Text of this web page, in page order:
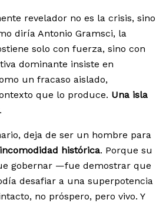
revelador no es la crisis, sino
diría Antonio Gramsci, la
solo con fuerza, sino con
dominante insiste en
un fracaso aislado,
que lo produce. Una isla
.
deja de ser un hombre para
incomodidad histórica. Porque su
gobernar —fue demostrar que
desafiar a una superpotencia
no próspero, pero vivo. Y